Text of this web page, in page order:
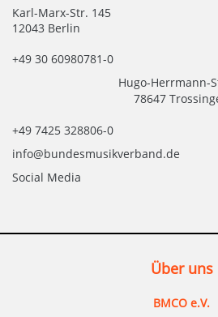
Karl-Marx-Str. 145
12043 Berlin
+49 30 60980781-0
Hugo-Herrmann-
78647
+49 7425 328806-0
info@bundesmusikverband.de
Social Media
Über uns
BMCO e.V.